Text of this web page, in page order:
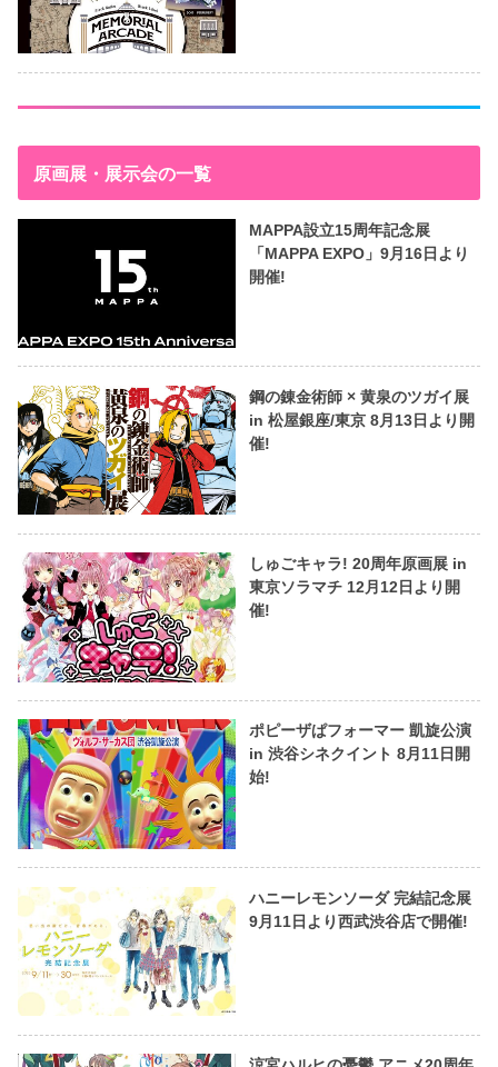
原画展・展示会の一覧
MAPPA設立15周年記念展
「MAPPA EXPO」9月16日より
開催!
鋼の錬金術師 × 黄泉のツガイ展
in 松屋銀座/東京 8月13日より開
催!
しゅごキャラ! 20周年原画展 in
東京ソラマチ 12月12日より開
催!
ポピーザぱフォーマー 凱旋公演
in 渋谷シネクイント 8月11日開
始!
ハニーレモンソーダ 完結記念展
9月11日より西武渋谷店で開催!